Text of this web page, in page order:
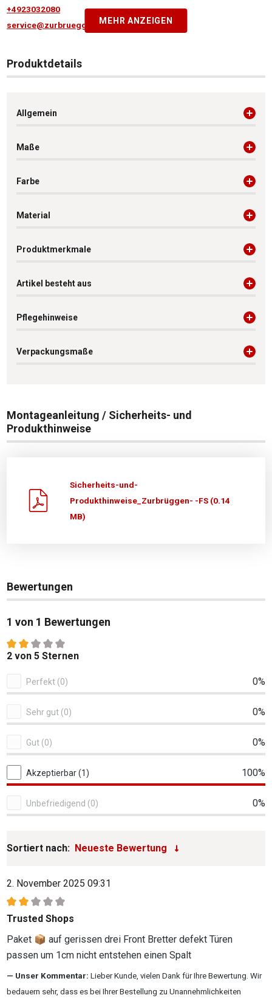
+4923032080
service@zurbrueggen.deMEHR ANZEIGEN
Produktdetails
Allgemein
Maße
Farbe
Material
Produktmerkmale
Artikel besteht aus
Pflegehinweise
Verpackungsmaße
Montageanleitung / Sicherheits- und
Produkthinweise
Sicherheits-und-
Produkthinweise_Zurbrüggen- -FS (0.14
MB)
Bewertungen
1 von 1 Bewertungen
Durchschnittliche Bewertung von 2 von 5 Sternen
2 von 5 Sternen
1 von 1 Bewertungen
Perfekt (0) 0%
Sehr gut (0) 0%
Gut (0) 0%
Akzeptierbar (1) 100%
Unbefriedigend (0) 0%
Sortiert nach:
2. November 2025 09:31
Bewertung mit 2 von 5 Sternen
Trusted Shops
Paket 📦 auf gerissen drei Front Bretter defekt Türen
passen um 1cm nicht entstehen einen Spalt
Unser Kommentar: Lieber Kunde, vielen Dank für Ihre Bewertung. Wir
bedauern sehr, dass es bei Ihrer Bestellung zu Unannehmlichkeiten